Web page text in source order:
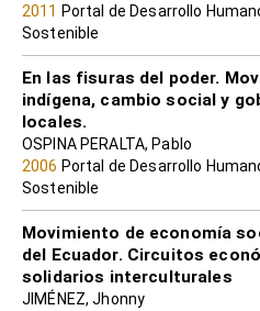
2011 Portal de Desarrollo
Sostenible
En las fisuras del poder.
indígena, cambio social y
locales.
OSPINA PERALTA, Pablo
2006 Portal de Desarrollo
Sostenible
Movimiento de economía
del Ecuador. Circuitos
solidarios interculturales
JIMÉNEZ, Jhonny